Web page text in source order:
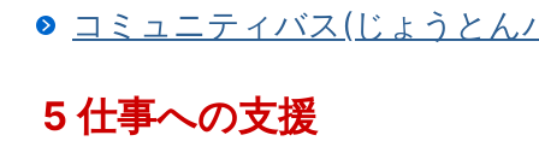
コミュニティバス(じょうとん
5 仕事への支援